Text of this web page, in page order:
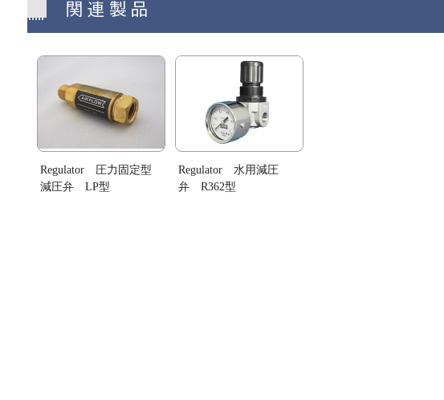
関連製品
Regulator 圧力固定型
減圧弁 LP型
Regulator 水用減圧
弁 R362型